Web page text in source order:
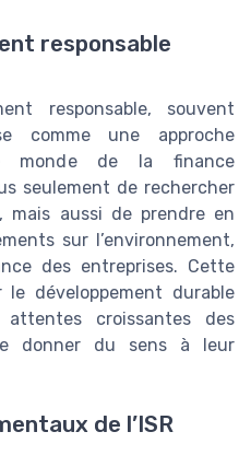
responsable
responsable, souvent
comme une approche
monde de la finance
seulement de rechercher
mais aussi de prendre en
sur l’environnement,
des entreprises. Cette
développement durable
croissantes des
donner du sens à leur
de l’ISR